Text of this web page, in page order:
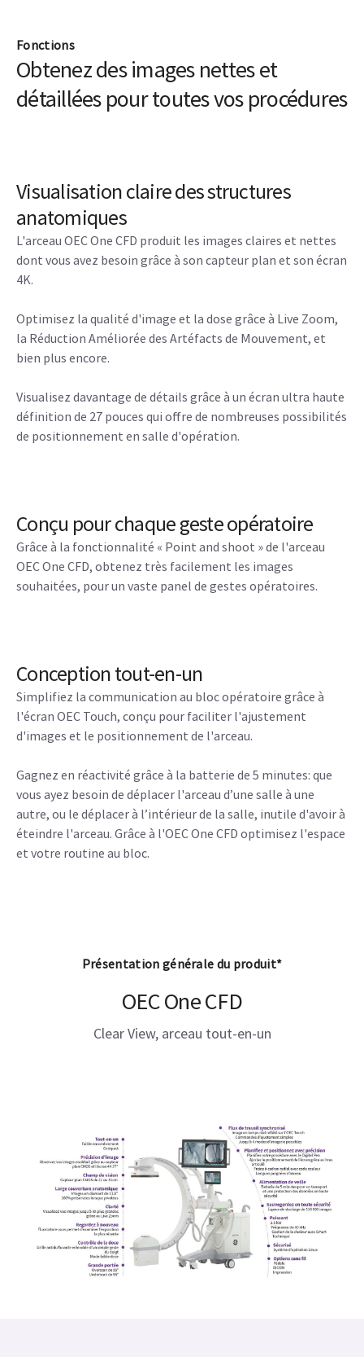
Fonctions
Obtenez des images nettes et
détaillées pour toutes vos procédures
Visualisation claire des structures
anatomiques
L'arceau OEC One CFD produit les images claires et nettes
dont vous avez besoin grâce à son capteur plan et son écran
4K.
Optimisez la qualité d'image et la dose grâce à Live Zoom,
la Réduction Améliorée des Artéfacts de Mouvement, et
bien plus encore.
Visualisez davantage de détails grâce à un écran ultra haute
définition de 27 pouces qui offre de nombreuses possibilités
de positionnement en salle d'opération.
Conçu pour chaque geste opératoire
Grâce à la fonctionnalité « Point and shoot » de l'arceau
OEC One CFD, obtenez très facilement les images
souhaitées, pour un vaste panel de gestes opératoires.
Conception tout-en-un
Simplifiez la communication au bloc opératoire grâce à
l'écran OEC Touch, conçu pour faciliter l'ajustement
d'images et le positionnement de l'arceau.
Gagnez en réactivité grâce à la batterie de 5 minutes: que
vous ayez besoin de déplacer l'arceau d’une salle à une
autre, ou le déplacer à l’intérieur de la salle, inutile d'avoir à
éteindre l'arceau. Grâce à l'OEC One CFD optimisez l'espace
et votre routine au bloc.
Présentation générale du produit*
OEC One CFD
Clear View, arceau tout-en-un